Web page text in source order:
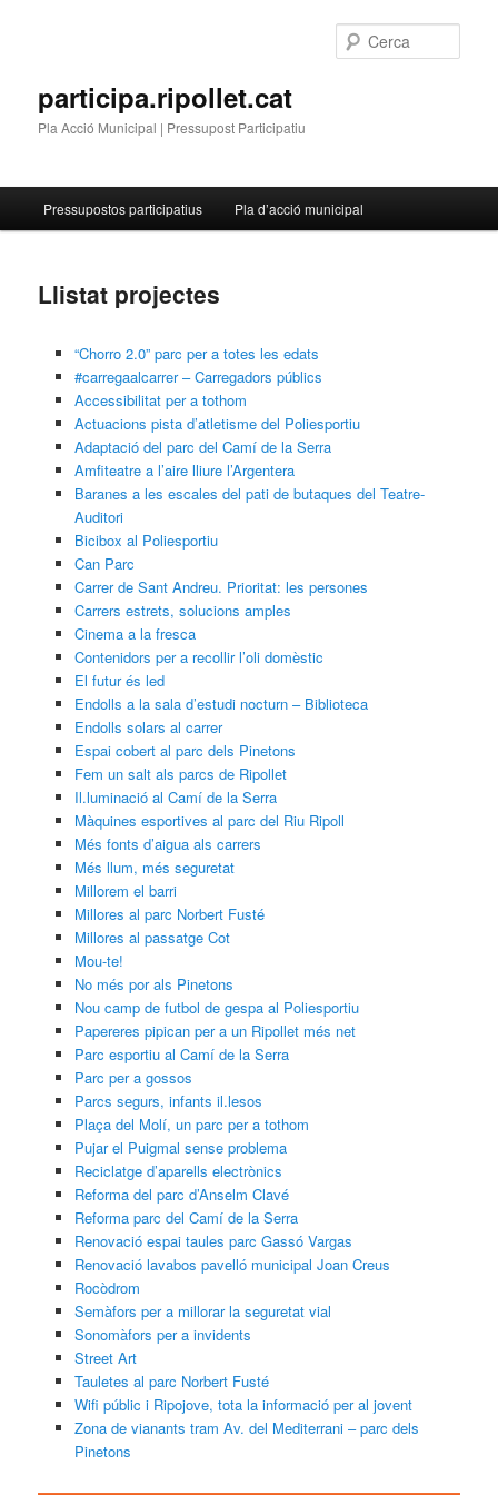
participa.ripollet.cat
Pla Acció Municipal | Pressupost Participatiu
principal
Aneu
contingut
principal
Pressupostos participatius Pla d’acció municipal
Llistat projectes
“Chorro 2.0” parc per a totes les edats
#carregaalcarrer – Carregadors públics
Accessibilitat per a tothom
Actuacions pista d’atletisme del Poliesportiu
Adaptació del parc del Camí de la Serra
Amfiteatre a l’aire lliure l’Argentera
Baranes a les escales del pati de butaques del Teatre-
Auditori
Bicibox al Poliesportiu
Can Parc
Carrer de Sant Andreu. Prioritat: les persones
Carrers estrets, solucions amples
Cinema a la fresca
Contenidors per a recollir l’oli domèstic
El futur és led
Endolls a la sala d’estudi nocturn – Biblioteca
Endolls solars al carrer
Espai cobert al parc dels Pinetons
Fem un salt als parcs de Ripollet
Il.luminació al Camí de la Serra
Màquines esportives al parc del Riu Ripoll
Més fonts d’aigua als carrers
Més llum, més seguretat
Millorem el barri
Millores al parc Norbert Fusté
Millores al passatge Cot
Mou-te!
No més por als Pinetons
Nou camp de futbol de gespa al Poliesportiu
Papereres pipican per a un Ripollet més net
Parc esportiu al Camí de la Serra
Parc per a gossos
Parcs segurs, infants il.lesos
Plaça del Molí, un parc per a tothom
Pujar el Puigmal sense problema
Reciclatge d’aparells electrònics
Reforma del parc d’Anselm Clavé
Reforma parc del Camí de la Serra
Renovació espai taules parc Gassó Vargas
Renovació lavabos pavelló municipal Joan Creus
Rocòdrom
Semàfors per a millorar la seguretat vial
Sonomàfors per a invidents
Street Art
Tauletes al parc Norbert Fusté
Wifi públic i Ripojove, tota la informació per al jovent
Zona de vianants tram Av. del Mediterrani – parc dels
Pinetons